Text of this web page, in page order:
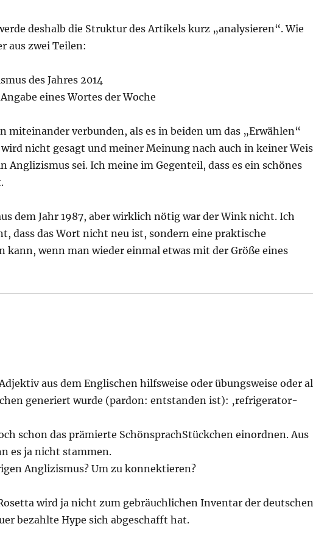
deshalb die Struktur des Artikels kurz „analysieren“. Wie
aus zwei Teilen:
des Jahres 2014
eines Wortes der Woche
miteinander verbunden, als es in beiden um das „Erwählen“
nicht gesagt und meiner Meinung nach auch in keiner
Anglizismus sei. Ich meine im Gegenteil, dass es ein schönes
dem Jahr 1987, aber wirklich nötig war der Wink nicht. Ich
dass das Wort nicht neu ist, sondern eine praktische
kann, wenn man wieder einmal etwas mit der Größe eines
aus dem Englischen hilfsweise oder übungsweise oder
generiert wurde (pardon: entstanden ist): ‚refrigerator-
schon das prämierte SchönsprachStückchen einordnen. Aus
es ja nicht stammen.
Anglizismus? Um zu konnektieren?
wird ja nicht zum gebräuchlichen Inventar der
bezahlte Hype sich abgeschafft hat.